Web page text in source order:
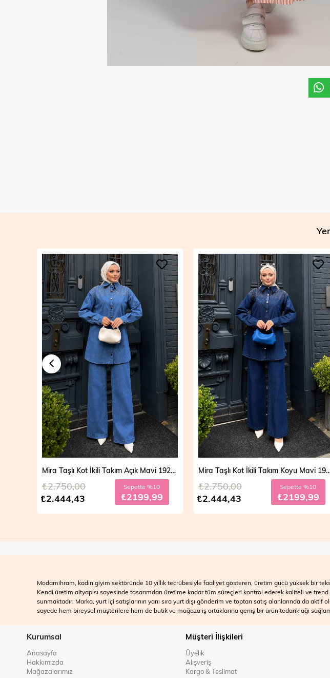
Mira Taşlı Kot İkili Takım Açık Mavi 19286
₺2.444,43
₺2.750,00 Sepette %10
₺2199,99
Mira Taşlı Kot İkili
₺2.444,43
₺2.750,00 Sepette %10
₺2199,99
Modamihram, kadın giyim sektöründe 10 yıllık tecrübesiyle faaliyet gösteren, üretim gücü yüksek bir
Kendi üretim altyapısı sayesinde tasarımdan üretime kadar tüm süreçleri kontrol ederek kaliteli ve trend
sunmaktadır. Marka, yurt içi satışlarının yanı sıra yurt dışı gönderim ve toptan satış alanlarında da
sayede hem bireysel müşterilere hem de butik ve mağaza iş ortaklarına geniş bir ürün tedarik ağı
Kurumsal
Anasayfa
Hakkımızda
Mağazalarımız
Müşteri İlişkileri
Üyelik
Alışveriş
Kargo & Teslimat